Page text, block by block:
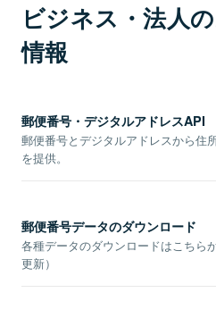
ビジネス・法人
情報
郵便番号・デジタルアドレスAPI
郵便番号とデジタルアドレスから住
を提供。
郵便番号データのダウンロード
各種データのダウンロードはこちら
更新）